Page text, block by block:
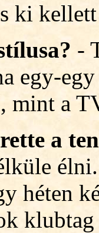
ki
-
egy-
mint a
a
héten
klubtag